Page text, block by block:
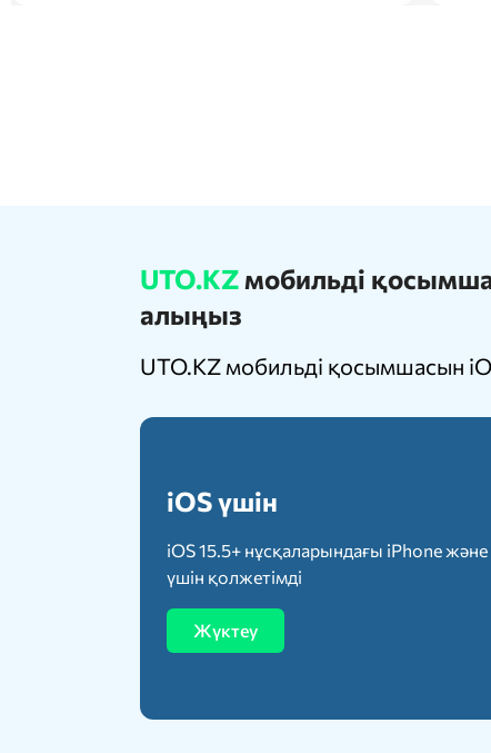
UTO.KZ мобильді
алыңыз
UTO.KZ мобильді қосымшасын
iOS үшін
iOS 15.5+ нұсқаларындағы iPhone және
үшін қолжетімді
Жүктеу